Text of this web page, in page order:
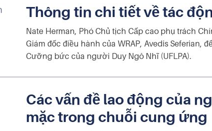
Thông tin chi tiết về tác
Nate Herman, Phó Chủ tịch Cấp cao phụ trách
Giám đốc điều hành của WRAP, Avedis Seferian,
Cưỡng bức của người Duy Ngô Nhĩ (UFLPA).
Các vấn đề lao động của
mặc trong chuỗi cung ứng